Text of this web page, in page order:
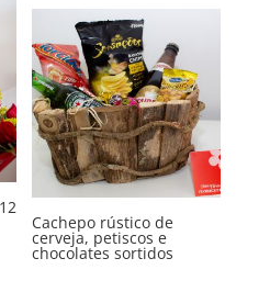
Cachepo rústico de
cerveja, petiscos e
chocolates sortidos